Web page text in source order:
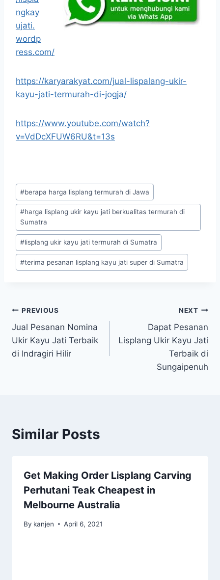
ngkay
ujati.
wordp
ress.com/
https://karyarakyat.com/jual-lispalang-ukir-
kayu-jati-termurah-di-jogja/
https://www.youtube.com/watch?
v=VdDcXFUW6RU&t=13s
#berapa harga lisplang termurah di Jawa
#harga lisplang ukir kayu jati berkualitas termurah di
Sumatra
#lisplang ukir kayu jati termurah di Sumatra
#terima pesanan lisplang kayu jati super di Sumatra
PREVIOUS
Jual Pesanan Nomina
Ukir Kayu Jati Terbaik
di Indragiri Hilir
NEXT
Dapat Pesanan
Lisplang Ukir Kayu Jati
Terbaik di
Sungaipenuh
Similar Posts
Get Making Order Lisplang Carving
Perhutani Teak Cheapest in
Melbourne Australia
By kanjen April 6, 2021